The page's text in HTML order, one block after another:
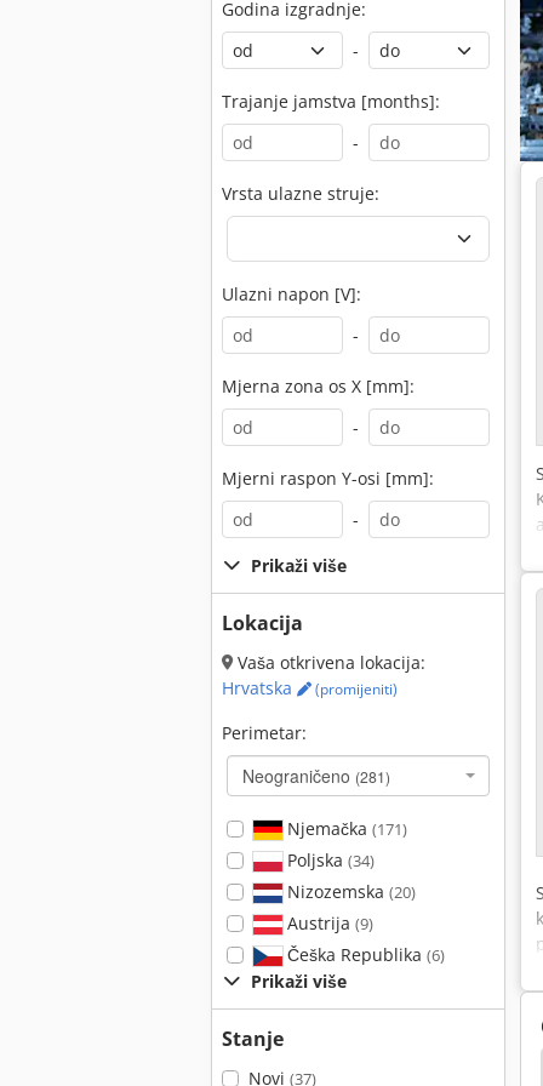
Godina izgradnje:
-
Trajanje jamstva [months]:
-
Vrsta ulazne struje:
Ulazni napon [V]:
-
Mjerna zona os X [mm]:
-
Mjerni raspon Y-osi [mm]:
-
Prikaži više
Lokacija
Vaša otkrivena lokacija:
Hrvatska
(promijeniti)
Perimetar:
Neograničeno (281)
Njemačka (171)
Poljska (34)
Nizozemska (20)
Austrija (9)
Češka Republika (6)
Prikaži više
Stanje
Novi (37)
Mjerač